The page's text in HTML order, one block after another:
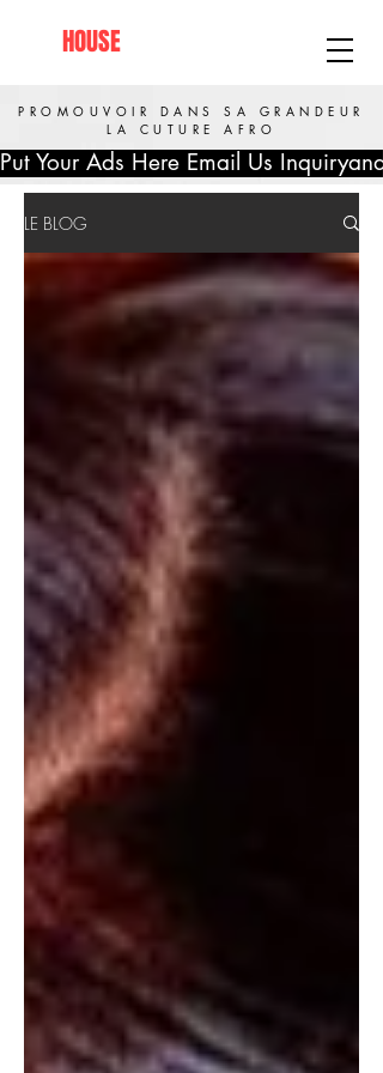
HOUSE
PROMOUVOIR DANS SA GRANDEUR
LA CUTURE AFRO
Put Your Ads Here Email Us
LE BLOG